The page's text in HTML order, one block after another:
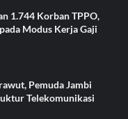
1.744 Korban TPPO,
Modus Kerja Gaji
Pemuda Jambi
Telekomunikasi